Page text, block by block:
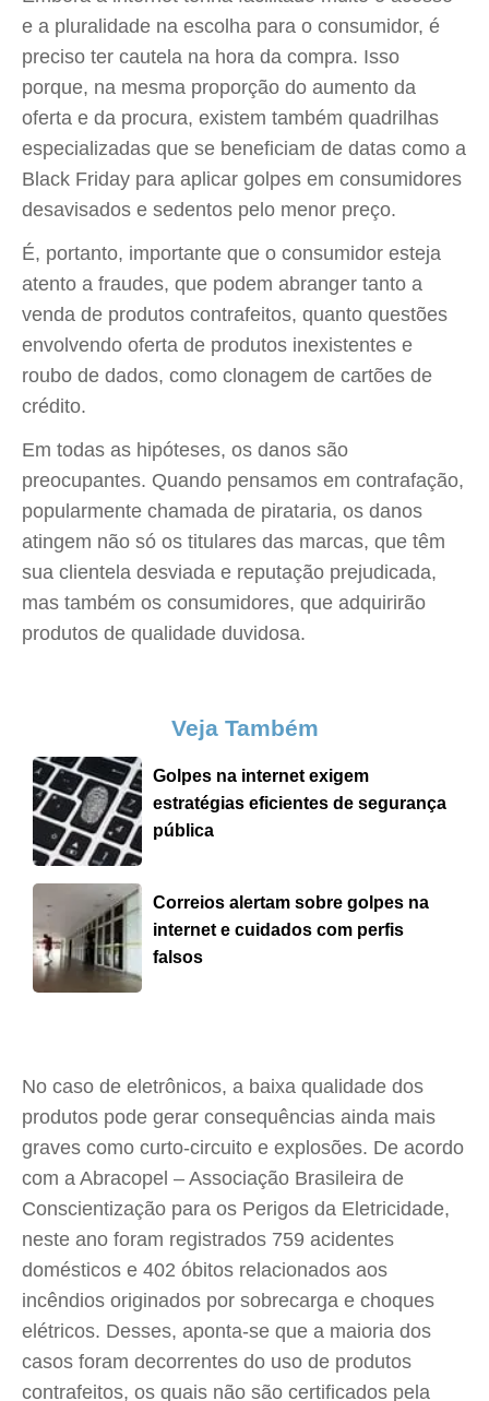
e a pluralidade na escolha para o consumidor, é
preciso ter cautela na hora da compra. Isso
porque, na mesma proporção do aumento da
oferta e da procura, existem também quadrilhas
especializadas que se beneficiam de datas como a
Black Friday para aplicar golpes em consumidores
desavisados e sedentos pelo menor preço.
É, portanto, importante que o consumidor esteja
atento a fraudes, que podem abranger tanto a
venda de produtos contrafeitos, quanto questões
envolvendo oferta de produtos inexistentes e
roubo de dados, como clonagem de cartões de
crédito.
Em todas as hipóteses, os danos são
preocupantes. Quando pensamos em contrafação,
popularmente chamada de pirataria, os danos
atingem não só os titulares das marcas, que têm
sua clientela desviada e reputação prejudicada,
mas também os consumidores, que adquirirão
produtos de qualidade duvidosa.
Veja Também
Golpes na internet exigem
estratégias eficientes de segurança
pública
Correios alertam sobre golpes na
internet e cuidados com perfis
falsos
No caso de eletrônicos, a baixa qualidade dos
produtos pode gerar consequências ainda mais
graves como curto-circuito e explosões. De acordo
com a Abracopel – Associação Brasileira de
Conscientização para os Perigos da Eletricidade,
neste ano foram registrados 759 acidentes
domésticos e 402 óbitos relacionados aos
incêndios originados por sobrecarga e choques
elétricos. Desses, aponta-se que a maioria dos
casos foram decorrentes do uso de produtos
contrafeitos, os quais não são certificados pela